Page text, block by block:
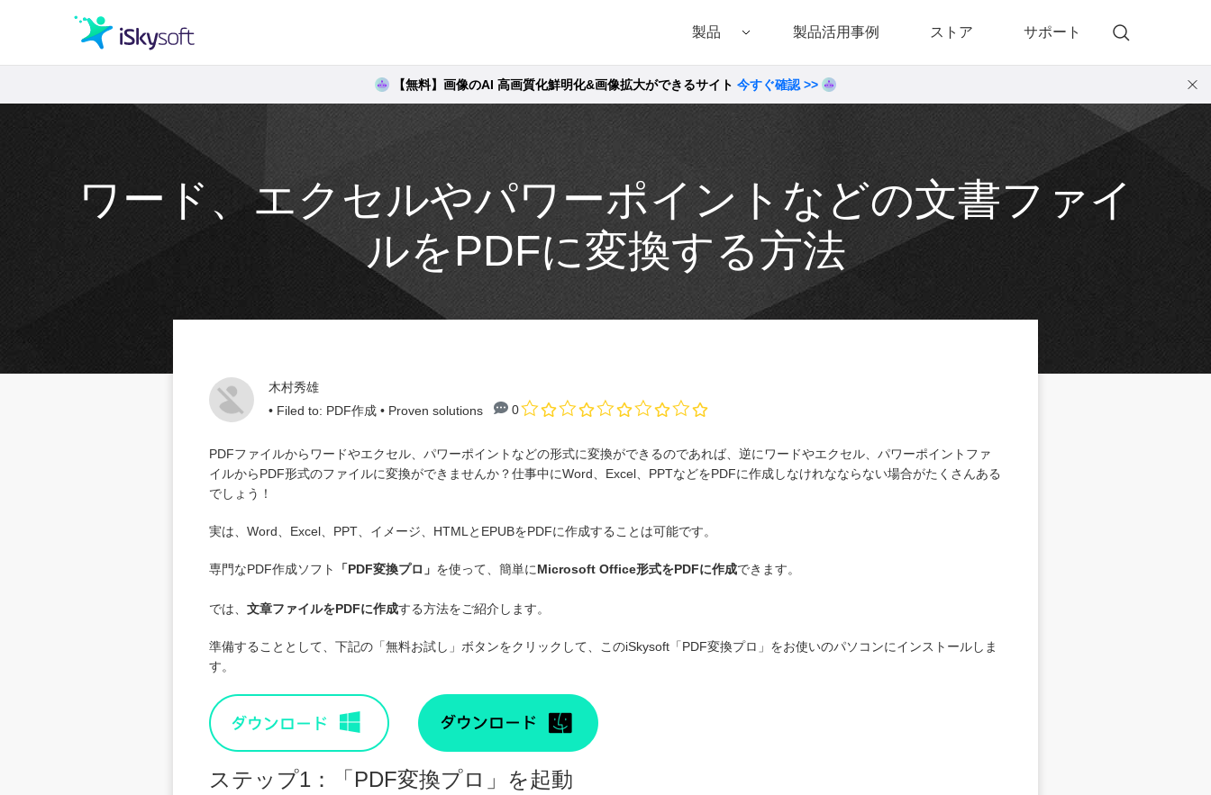
製品
クリエイティビティ
オフィス効率化
ユーティリティ
Filmora（フィモーラ）
• Filmora for Windows
• Filmora for Mac
UniConverter(スーパーメディア変換!)
• UniConverter for Windows
• UniConverter for Mac
DVD Memory（DVDメモリー）
• DVD Memory for Windows
• DVD Memory for Mac
動画・音楽変換プロ
• 動画・音楽変換6！プロ for Windows
• 動画・音楽変換3！プロ for Mac
製品活用事例 ストア サポート
【無料】画像のAI 高画質化鮮明化&画像拡大ができるサイト 今すぐ確認 >>
ワード、エクセルやパワーポイントなどの文書ファイ
ルをPDFに変換する方法
木村秀雄
• Filed to: PDF作成 • Proven solutions 0
PDFファイルからワードやエクセル、パワーポイントなどの形式に変換ができるのであれば、逆にワードやエクセル、パワーポイントファ
イルからPDF形式のファイルに変換ができませんか？仕事中にWord、Excel、PPTなどをPDFに作成しなけれなならない場合がたくさんある
でしょう！
実は、Word、Excel、PPT、イメージ、HTMLとEPUBをPDFに作成することは可能です。
専門なPDF作成ソフト 「PDF変換プロ 」 を使って、簡単にMicrosoft Office形式をPDFに作成できます。
では、 文章ファイルをPDFに作成する方法をご紹介します。
準備することとして、下記の「無料お試し」ボタンをクリックして、このiSkysoft「PDF変換プロ」をお使いのパソコンにインストールしま
す。
ステップ1：「PDF変換プロ」を起動